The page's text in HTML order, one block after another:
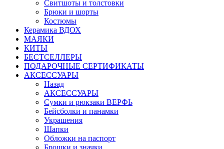
Свитшоты и толстовки
Брюки и шорты
Костюмы
Керамика ВДОХ
МАЯКИ
КИТЫ
БЕСТСЕЛЛЕРЫ
ПОДАРОЧНЫЕ СЕРТИФИКАТЫ
АКСЕССУАРЫ
Назад
АКСЕССУАРЫ
Сумки и рюкзаки ВЕРФЬ
Бейсболки и панамки
Украшения
Шапки
Обложки на паспорт
Брошки и значки